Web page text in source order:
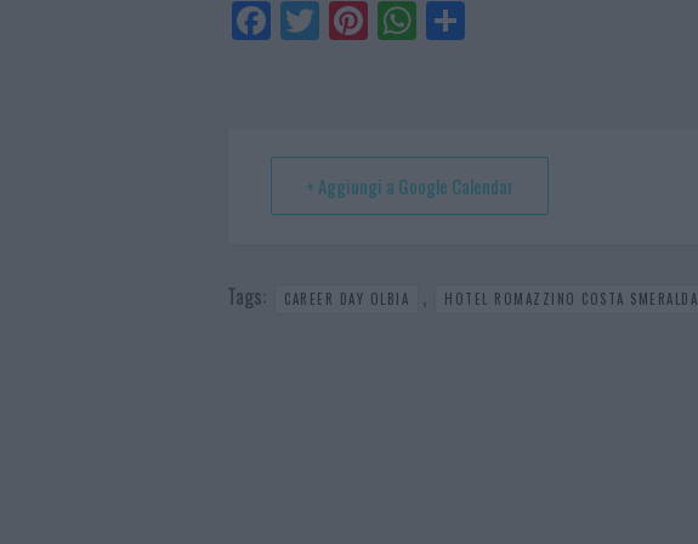
Fa
ce
Tw
itt
Pi
nt
t
W
ha
p
+ Aggiungi a Google Calendar
Tags: CAREER DAY OLBIA , HOTEL ROMAZZINO COSTA SMERALDA